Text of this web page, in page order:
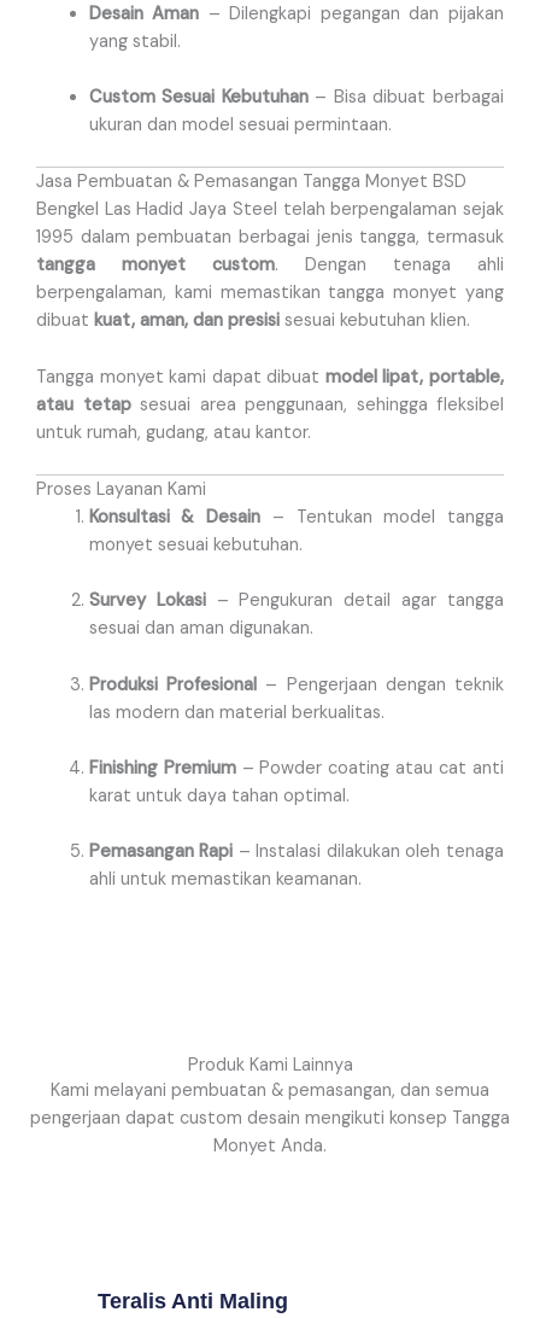
Desain Aman – Dilengkapi pegangan dan pijakan
yang stabil.
Custom Sesuai Kebutuhan– Bisa dibuat berbagai
ukuran dan model sesuai permintaan.
Jasa Pembuatan & Pemasangan Tangga Monyet BSD
Bengkel Las Hadid Jaya Steel telah berpengalaman sejak
1995 dalam pembuatan berbagai jenis tangga, termasuk
tangga monyet custom. Dengan tenaga ahli
berpengalaman, kami memastikan tangga monyet yang
dibuat kuat, aman, dan presisi sesuai kebutuhan klien.
Tangga monyet kami dapat dibuat model lipat, portable,
atau tetapsesuai area penggunaan, sehingga fleksibel
untuk rumah, gudang, atau kantor.
Proses Layanan Kami
Konsultasi & Desain – Tentukan model tangga
monyet sesuai kebutuhan.
Survey Lokasi– Pengukuran detail agar tangga
sesuai dan aman digunakan.
Produksi Profesional – Pengerjaan dengan teknik
las modern dan material berkualitas.
Finishing Premium– Powder coating atau cat anti
karat untuk daya tahan optimal.
Pemasangan Rapi – Instalasi dilakukan oleh tenaga
ahli untuk memastikan keamanan.
Produk Kami Lainnya
Kami melayani pembuatan & pemasangan, dan semua
pengerjaan dapat custom desain mengikuti konsep Tangga
Monyet Anda.
Teralis Anti Maling